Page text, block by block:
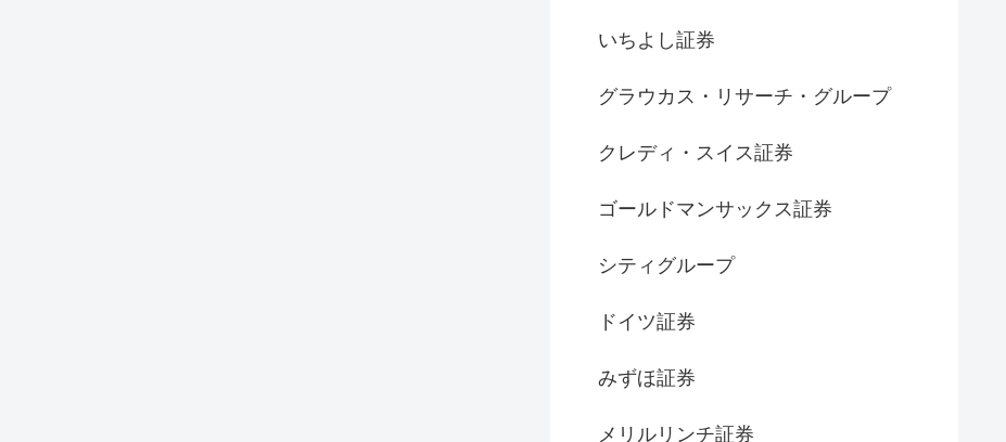
いちよし証券
グラウカス・リサーチ・グループ
クレディ・スイス証券
ゴールドマンサックス証券
シティグループ
ドイツ証券
みずほ証券
メリルリンチ証券